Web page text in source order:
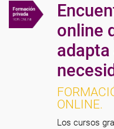
online
adapta
ONLINE.
Los cursos